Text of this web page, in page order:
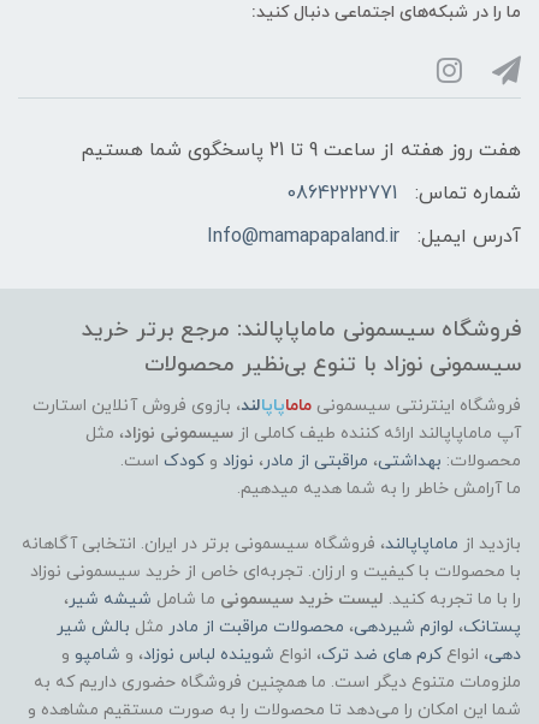
نوع بسته‌بندی:
تیوب پلاستیکی مقاوم و سبک، مناسب
نگهداری و حمل آسان
ما را در شبکه‌های اجتماعی دنبال کنید:
هفت روز هفته از ساعت 9 تا 21 پاسخگوی شما هستیم
شماره تماس:
08642222771
آدرس ایمیل:
Info@mamapapaland.ir
فروشگاه سیسمونی ماماپاپالند: مرجع برتر خرید
سیسمونی نوزاد با تنوع بی‌نظیر محصولات
فروشگاه اینترنتی سیسمونی ماماپاپالند، بازوی فروش آنلاین استارت
آپ ماماپاپالند ارائه کننده طیف کاملی از سیسمونی نوزاد، مثل
محصولات: بهداشتی، مراقبتی از مادر، نوزاد وکودک است.
ما آرامش خاطر را به شما هدیه میدهیم.
بازدید از ماماپاپالند، فروشگاه سیسمونی برتر در ایران. انتخابی آگاهانه
با محصولات با کیفیت و ارزان. تجربه‌ای خاص از خرید سیسمونی نوزاد
را با ما تجربه کنید. لیست خرید سیسمونی ما شامل شیشه شیر،
پستانک، لوازم شیردهی، محصولات مراقبت از مادر مثل بالش شیر
دهی، انواعکرم های ضد ترک، انواع شوینده لباس نوزاد، و شامپو و
ملزومات متنوع دیگر است. ما همچنین فروشگاه حضوری داریم که به
شما این امکان را می‌دهد تا محصولات را به صورت مستقیم مشاهده و